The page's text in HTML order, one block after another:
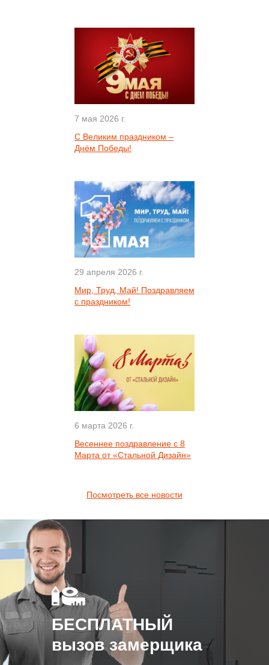
7 мая 2026 г.
С Великим праздником –
Днём Победы!
29 апреля 2026 г.
Мир, Труд, Май! Поздравляем
с праздником!
6 марта 2026 г.
Весеннее поздравление с 8
Марта от «Стальной Дизайн»
Посмотреть все новости
БЕСПЛАТНЫЙ
вызов замерщика